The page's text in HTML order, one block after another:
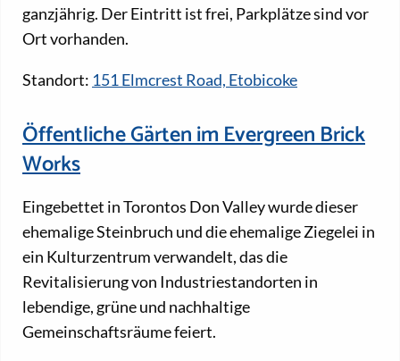
ganzjährig. Der Eintritt ist frei, Parkplätze sind vor
Ort vorhanden.
Standort: 151 Elmcrest Road, Etobicoke
Öffentliche Gärten im Evergreen Brick
Works
Eingebettet in Torontos Don Valley wurde dieser
ehemalige Steinbruch und die ehemalige Ziegelei in
ein Kulturzentrum verwandelt, das die
Revitalisierung von Industriestandorten in
lebendige, grüne und nachhaltige
Gemeinschaftsräume feiert.